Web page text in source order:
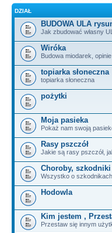
DZIAŁ
BUDOWA ULA
Jak zbudować własny
Wiróka
Budowa miodarek, opinie
topiarka słoneczna
topiarka słoneczna
pożytki
Moja pasieka
Pokaż nam swoją
Rasy pszczół
Jakie są rasy pszczół,
Choroby,
Wszystko o
Hodowla
Kim jestem ,
Przestaw się innym